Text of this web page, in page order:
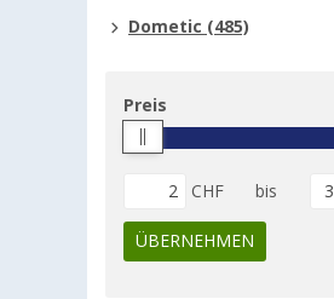
Dometic (485)
Preis
CHF bis
ÜBERNEHMEN